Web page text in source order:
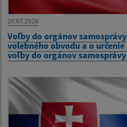
20.07.2026
Voľby do orgánov
volebného obvodu a o
voľby do orgánov